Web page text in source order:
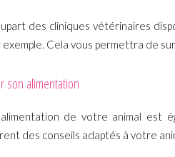
des cliniques vétérinaires
exemple. Cela vous permettra de
son alimentation
de votre animal est
des conseils adaptés à votre